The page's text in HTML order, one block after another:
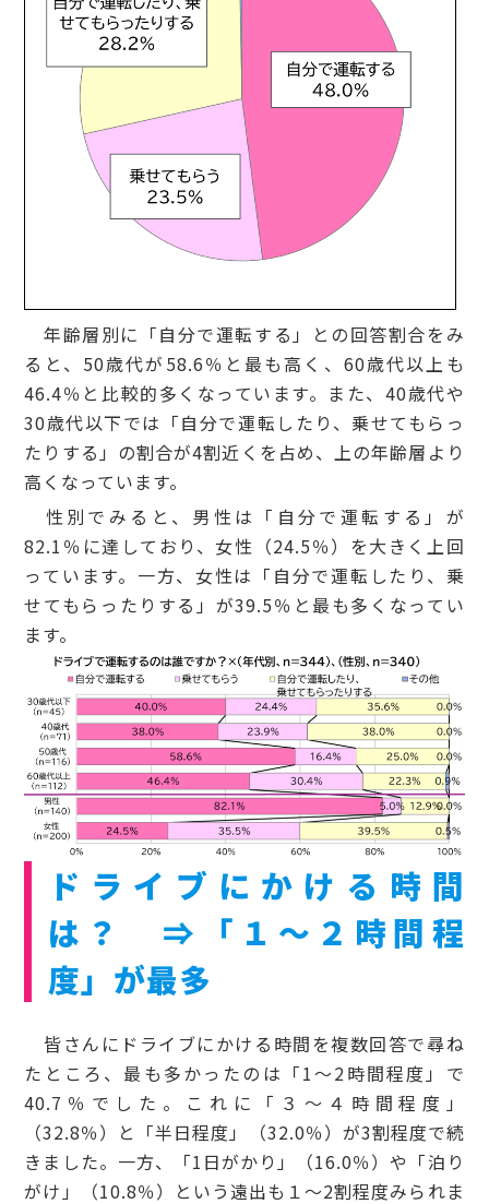
年齢層別に「自分で運転する」との回答割合をみ
ると、50歳代が58.6％と最も高く、60歳代以上も
46.4％と比較的多くなっています。また、40歳代や
30歳代以下では「自分で運転したり、乗せてもらっ
たりする」の割合が4割近くを占め、上の年齢層より
高くなっています。
性別でみると、男性は「自分で運転する」が
82.1％に達しており、女性（24.5％）を大きく上回
っています。一方、女性は「自分で運転したり、乗
せてもらったりする」が39.5％と最も多くなってい
ます。
ドライブにかける時間
は？ ⇒「１～２時間程
度」が最多
皆さんにドライブにかける時間を複数回答で尋ね
たところ、最も多かったのは「1～2時間程度」で
40.7％でした。これに「３～４時間程度」
（32.8％）と「半日程度」（32.0％）が3割程度で続
きました。一方、「1日がかり」（16.0％）や「泊り
がけ」（10.8％）という遠出も１～2割程度みられま